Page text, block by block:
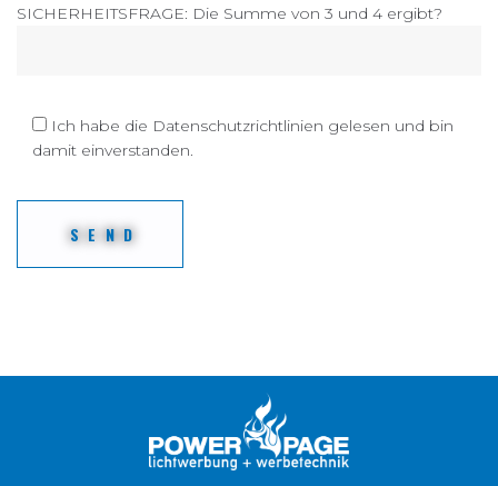
SICHERHEITSFRAGE: Die Summe von 3 und 4 ergibt?
Ich habe die Datenschutzrichtlinien gelesen und bin
damit einverstanden.